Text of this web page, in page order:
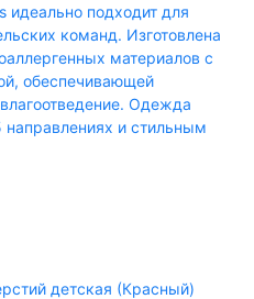
идеально подходит для
команд. Изготовлена
материалов с
обеспечивающей
Одежда
направлениях и стильным
детская (Красный)